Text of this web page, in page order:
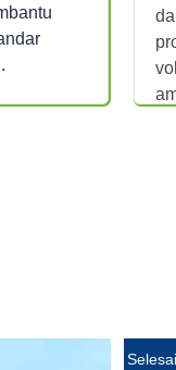
Selesai